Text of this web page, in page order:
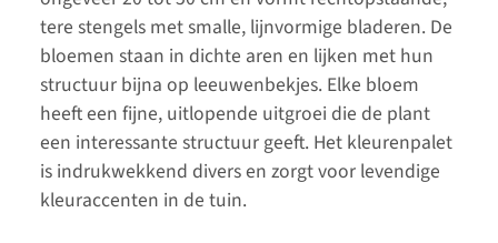
tere stengels met smalle, lijnvormige bladeren. De
bloemen staan in dichte aren en lijken met hun
structuur bijna op leeuwenbekjes. Elke bloem
heeft een fijne, uitlopende uitgroei die de plant
een interessante structuur geeft. Het kleurenpalet
is indrukwekkend divers en zorgt voor levendige
kleuraccenten in de tuin.